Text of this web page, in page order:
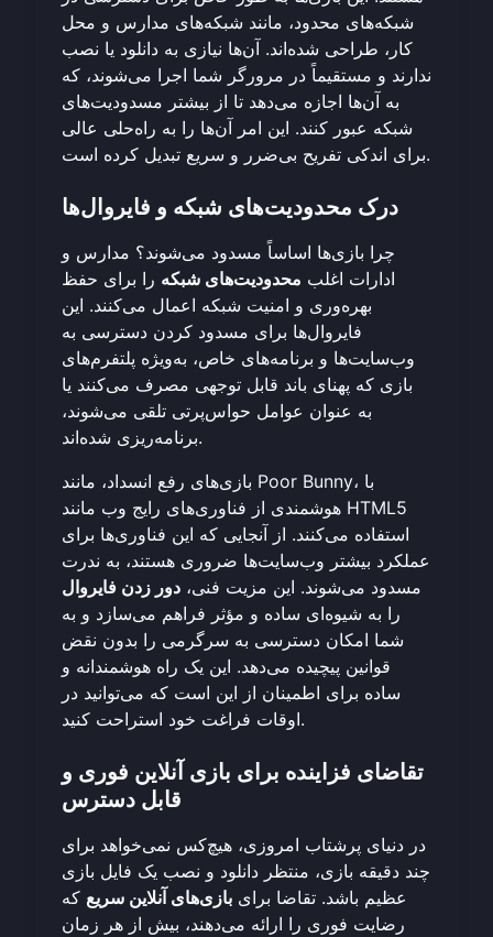
شبکه‌های محدود، مانند شبکه‌های مدارس و محل
کار، طراحی شده‌اند. آن‌ها نیازی به دانلود یا نصب
ندارند و مستقیماً در مرورگر شما اجرا می‌شوند، که
به آن‌ها اجازه می‌دهد تا از بیشتر مسدودیت‌های
شبکه عبور کنند. این امر آن‌ها را به راه‌حلی عالی
برای اندکی تفریح بی‌ضرر و سریع تبدیل کرده است.
درک محدودیت‌های شبکه و فایروال‌ها
چرا بازی‌ها اساساً مسدود می‌شوند؟ مدارس و
ادارات اغلب محدودیت‌های شبکه را برای حفظ
بهره‌وری و امنیت شبکه اعمال می‌کنند. این
فایروال‌ها برای مسدود کردن دسترسی به
وب‌سایت‌ها و برنامه‌های خاص، به‌ویژه پلتفرم‌های
بازی که پهنای باند قابل توجهی مصرف می‌کنند یا
به عنوان عوامل حواس‌پرتی تلقی می‌شوند،
برنامه‌ریزی شده‌اند.
بازی‌های رفع انسداد، مانند Poor Bunny، با
هوشمندی از فناوری‌های رایج وب مانند HTML5
استفاده می‌کنند. از آنجایی که این فناوری‌ها برای
عملکرد بیشتر وب‌سایت‌ها ضروری هستند، به ندرت
مسدود می‌شوند. این مزیت فنی، دور زدن فایروال
را به شیوه‌ای ساده و مؤثر فراهم می‌سازد و به
شما امکان دسترسی به سرگرمی را بدون نقض
قوانین پیچیده می‌دهد. این یک راه هوشمندانه و
ساده برای اطمینان از این است که می‌توانید در
اوقات فراغت خود استراحت کنید.
تقاضای فزاینده برای بازی آنلاین فوری و
قابل دسترس
در دنیای پرشتاب امروزی، هیچ‌کس نمی‌خواهد برای
چند دقیقه بازی، منتظر دانلود و نصب یک فایل بازی
عظیم باشد. تقاضا برای بازی‌های آنلاین سریع که
رضایت فوری را ارائه می‌دهند، بیش از هر زمان